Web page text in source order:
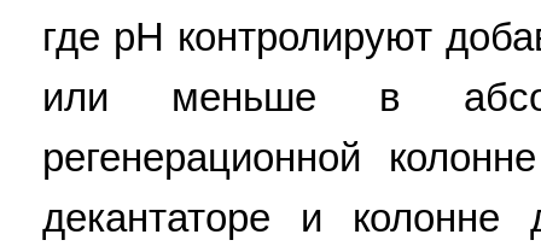
где pH контролируют
или меньше в
регенерационной
декантаторе и колонне